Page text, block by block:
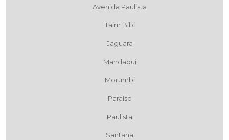
Avenida Paulista
Itaim Bibi
Jaguara
Mandaqui
Morumbi
Paraíso
Paulista
Santana